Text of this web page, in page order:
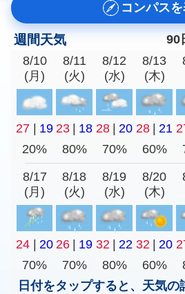
コンパス
週間天気
90
8/10
(月)
8/11
(火)
8/12
(水)
8/13
(木)
27 | 19 23 | 18 28 | 20 28 | 21
20%
80% 70% 60%
8/17
(月)
8/18
(火)
8/19
(水)
8/20
(木)
24 20 26 19 32 22 32 20
70%
70% 80% 60%
日付をタップすると、天気